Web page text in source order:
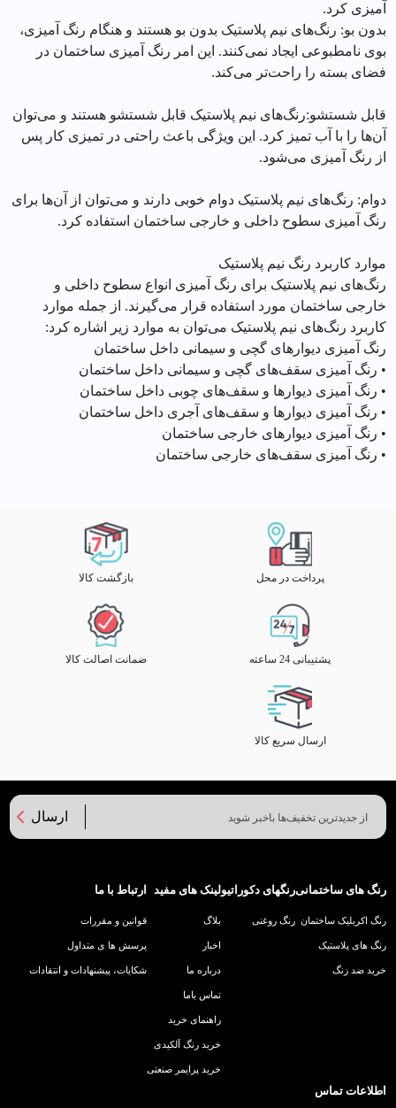
آمیزی کرد.
بدون بو: رنگ‌های نیم پلاستیک بدون بو هستند و هنگام رنگ آمیزی،
بوی نامطبوعی ایجاد نمی‌کنند. این امر رنگ‌ آمیزی ساختمان در
فضای بسته را راحت‌تر می‌کند.
قابل شستشو:رنگ‌های نیم پلاستیک قابل شستشو هستند و می‌توان
آن‌ها را با آب تمیز کرد. این ویژگی باعث راحتی در تمیزی کار پس
از رنگ آمیزی می‌شود.
دوام: رنگ‌های نیم پلاستیک دوام خوبی دارند و می‌توان از آن‌ها برای
رنگ آمیزی سطوح داخلی و خارجی ساختمان استفاده کرد.
موارد کاربرد رنگ نیم پلاستیک
رنگ‌های نیم پلاستیک برای رنگ آمیزی انواع سطوح داخلی و
خارجی ساختمان مورد استفاده قرار می‌گیرند. از جمله موارد
کاربرد رنگ‌های نیم پلاستیک می‌توان به موارد زیر اشاره کرد:
رنگ آمیزی دیوارهای گچی و سیمانی داخل ساختمان
• رنگ آمیزی سقف‌های گچی و سیمانی داخل ساختمان
• رنگ آمیزی دیوارها و سقف‌های چوبی داخل ساختمان
• رنگ آمیزی دیوارها و سقف‌های آجری داخل ساختمان
• رنگ آمیزی دیوارهای خارجی ساختمان
• رنگ آمیزی سقف‌های خارجی ساختمان
پرداخت در محل بازگشت کالا
پشتیبانی 24 ساعته ضمانت اصالت کالا
ارسال سریع کالا
ارسال
رنگ های ساختمانی
رنگ اکریلیک ساختمان
رنگ های پلاستیک
خرید ضد زنگ
رنگهای دکوراتیو
رنگ روغنی
لینک های مفید
بلاگ
اخبار
درباره ما
تماس باما
راهنمای خرید
خرید رنگ آلکیدی
خرید پرایمر صنعتی
ارتباط با ما
قوانین و مقررات
پرسش ها ی متداول
شکایات، پیشنهادات و انتقادات
اطلاعات تماس